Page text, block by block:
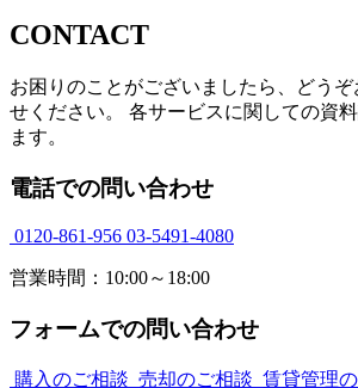
CONTACT
お困りのことがございましたら、どう
せください。 各サービスに関しての資
ます。
電話での問い合わせ
0120-861-956 03-5491-4080
営業時間：10:00～18:00
フォームでの問い合わせ
購入のご相談 売却のご相談 賃貸管理